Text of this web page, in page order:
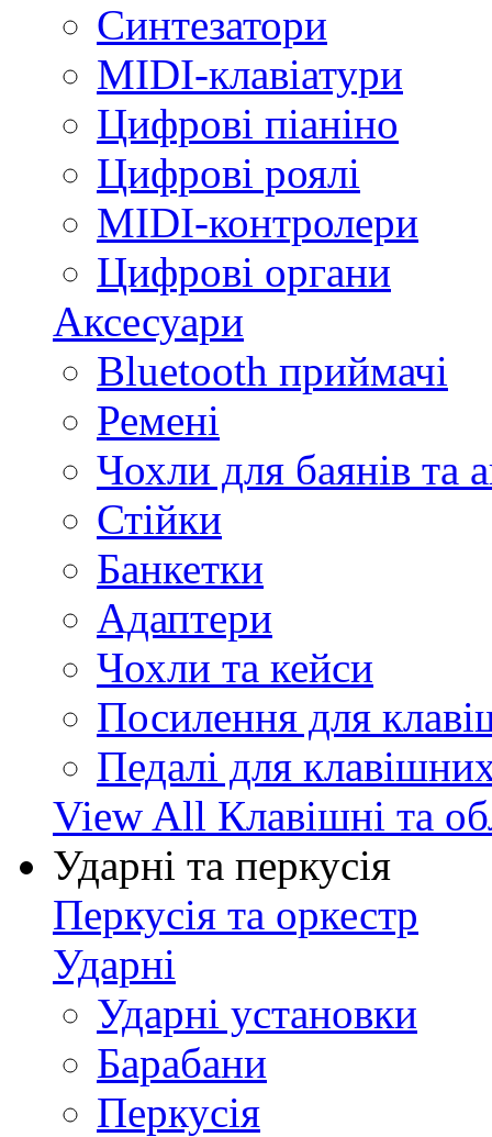
Синтезатори
MIDI-клавіатури
Цифрові піаніно
Цифрові роялі
MIDI-контролери
Цифрові органи
Аксесуари
Bluetooth приймачі
Ремені
Чохли для баянів та
Стійки
Банкетки
Адаптери
Чохли та кейси
Посилення для
Педалі для
View All Клавішні та
Ударні та перкусія
Перкусія та оркестр
Ударні
Ударні установки
Барабани
Перкусія